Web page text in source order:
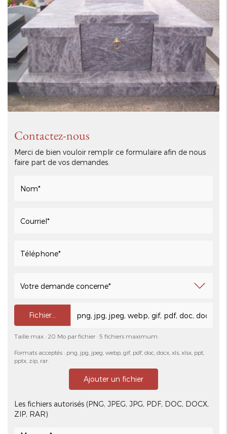
Contactez-nous
Merci de bien vouloir remplir ce formulaire afin de nous
faire part de vos demandes.
Fichier…
Taille max : 20 Mo par fichier · 5 fichiers maximum.
Formats acceptés : png, jpg, jpeg, webp, gif, pdf, doc, docx, xls, xlsx, ppt,
pptx, zip, rar.
Ajouter un fichier
Les fichiers autorisés (PNG, JPEG, JPG, PDF, DOC, DOCX,
ZIP, RAR)